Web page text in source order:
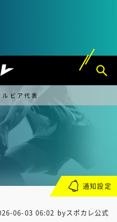
ビア代表
06-03 06:02 byスポカレ公式
通知設定